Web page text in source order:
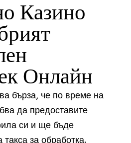
Казино
Онлайн
бърза, че по време на
да предоставите
си и ще бъде
за обработка.